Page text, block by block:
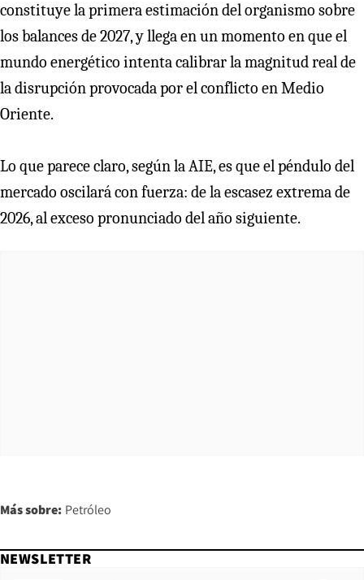
constituye la primera estimación del organismo sobre
los balances de 2027, y llega en un momento en que el
mundo energético intenta calibrar la magnitud real de
la disrupción provocada por el conflicto en Medio
Oriente.
Lo que parece claro, según la AIE, es que el péndulo del
mercado oscilará con fuerza: de la escasez extrema de
2026, al exceso pronunciado del año siguiente.
Más sobre: Petróleo
NEWSLETTER